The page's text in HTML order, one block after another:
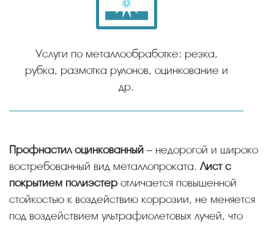
Услуги по металлообработке: резка,
рубка, размотка рулонов, оцинкование и
др.
Профнастил оцинкованный – недорогой и широко
востребованный вид металлопроката. Лист с
покрытием полиэстер отличается повышенной
стойкостью к воздействию коррозии, не меняется
под воздействием ультрафиолетовых лучей, что